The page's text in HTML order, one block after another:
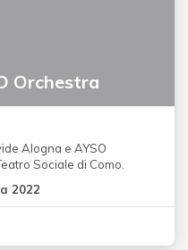
Orchestra
Alogna e AYSO
Sociale di Como.
2022